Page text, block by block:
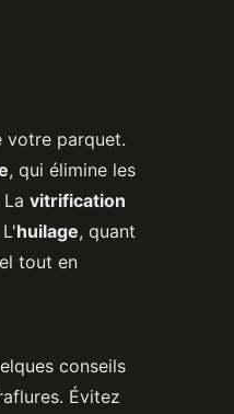
votre parquet.
, qui élimine les
vitrification
huilage, quant
tout en
conseils
Évitez